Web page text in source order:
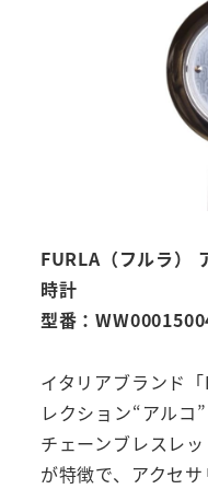
FURLA（フルラ）
時計
型番：
イタリアブランド
レクション“アルコ”
チェーンブレスレ
が特徴で、アクセ